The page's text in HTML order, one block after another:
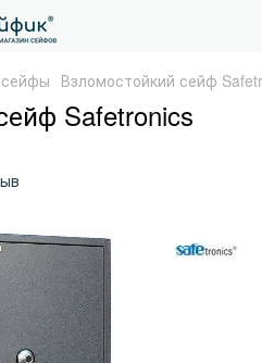
Взломостойкий сейф
Safetronics